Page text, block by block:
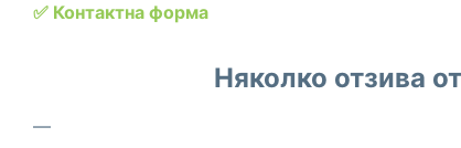
✅ Контактна форма
Няколко отзива
—